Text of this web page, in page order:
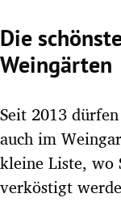
Untermenü
Untermenü
Die
Weingärten
Seit 2013
auch im
kleine Liste, wo
verköstigt